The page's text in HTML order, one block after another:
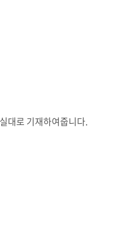
대로 기재하여줍니다.